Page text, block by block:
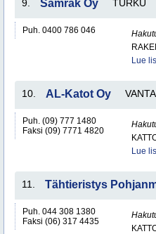
9. Samrak Oy TURKU
Puh. 0400 786 046
Lue
10. AL-Katot Oy
Puh. (09) 777 1480
Faksi (09) 7771 4820
Lue
11. Tähtieristys
Puh. 044 308 1380
Faksi (06) 317 4435